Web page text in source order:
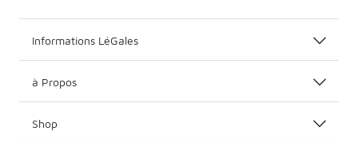
Informations LéGales
à Propos
Shop